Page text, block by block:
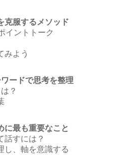
克服するメソッド
イントトーク
みよう
ードで思考を整理
？
に最も重要なこと
話すには？
し、軸を意識する